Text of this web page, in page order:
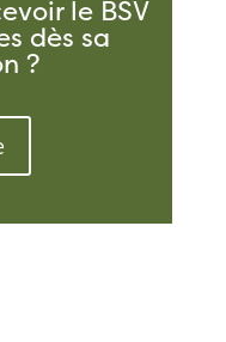
le BSV
dès sa
?